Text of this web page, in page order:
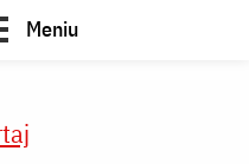
Meniu